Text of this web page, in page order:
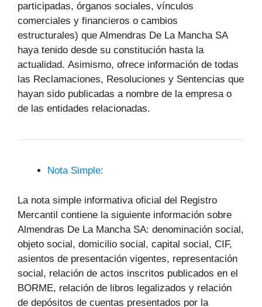
participadas, órganos sociales, vínculos
comerciales y financieros o cambios
estructurales) que Almendras De La Mancha SA
haya tenido desde su constitución hasta la
actualidad. Asimismo, ofrece información de todas
las Reclamaciones, Resoluciones y Sentencias que
hayan sido publicadas a nombre de la empresa o
de las entidades relacionadas.
Nota Simple:
La nota simple informativa oficial del Registro
Mercantil contiene la siguiente información sobre
Almendras De La Mancha SA: denominación social,
objeto social, domicilio social, capital social, CIF,
asientos de presentación vigentes, representación
social, relación de actos inscritos publicados en el
BORME, relación de libros legalizados y relación
de depósitos de cuentas presentados por la